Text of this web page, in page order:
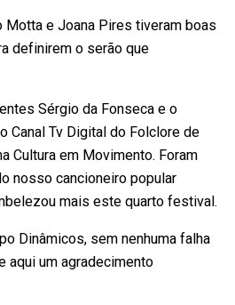
Motta e Joana Pires tiveram boas
definirem o serão que
Sérgio da Fonseca e o
Canal Tv Digital do Folclore de
Cultura em Movimento. Foram
nosso cancioneiro popular
mais este quarto festival.
Dinâmicos, sem nenhuma falha
aqui um agradecimento